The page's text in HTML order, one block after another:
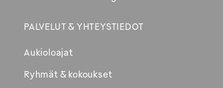
PALVELUT & YHTEYSTIEDOT
Aukioloajat
Ryhmät & kokoukset